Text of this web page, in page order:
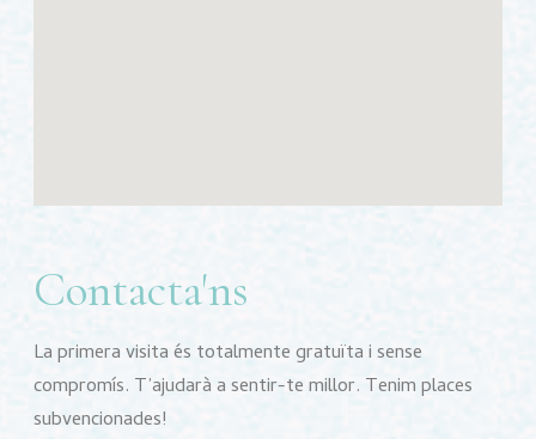
Contacta'ns
La primera visita és totalmente gratuïta i sense
compromís. T’ajudarà a sentir-te millor. Tenim places
subvencionades!